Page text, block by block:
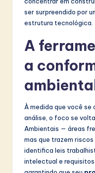
ser surpreendido por
estrutura tecnológica.
A
a
À medida que você
análise, o foco se
Ambientais — áreas
mas que trazem
identifica leis
intelectual e